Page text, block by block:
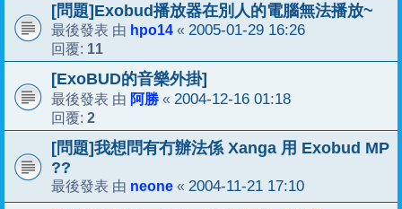
[問題]Exobud播放器在別人的電腦無法播放~
最後發表 由 hpo14 « 2005-01-29 16:26
回覆: 11
[ExoBUD的音樂外掛]
最後發表 由 阿勝 « 2004-12-16 01:18
回覆: 2
[問題]我想問有冇辦法係 Xanga 用 Exobud MP
??
最後發表 由 neone « 2004-11-21 17:10